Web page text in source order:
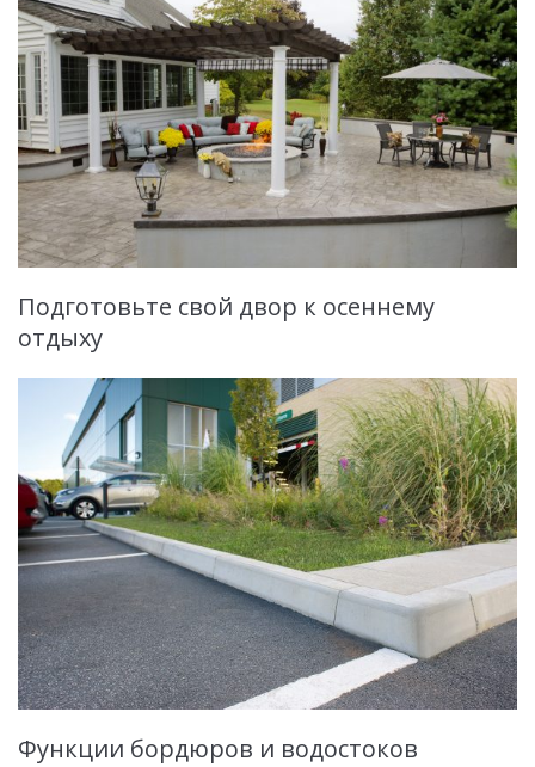
Подготовьте свой двор к осеннему
отдыху
Функции бордюров и водостоков